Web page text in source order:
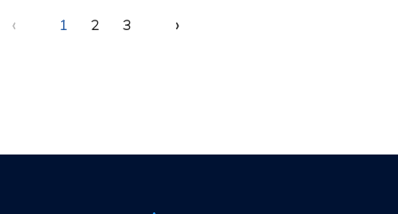
‹ 1 2 3 ›